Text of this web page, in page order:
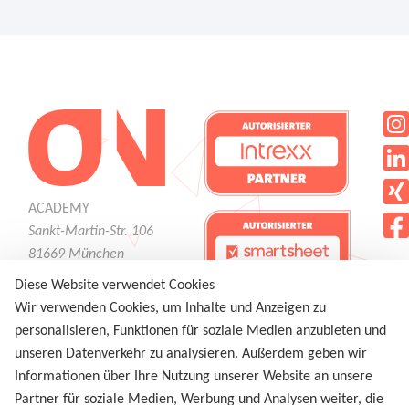
ACADEMY
Sankt-Martin-Str. 106
81669 München
Tel.: +49 (0) 89 6389 7024
academy@on-mc.com
KONTAKT
IMPRESSUM
DATENSCHUTZ
Diese Website verwendet Cookies
Wir verwenden Cookies, um Inhalte und Anzeigen zu
personalisieren, Funktionen für soziale Medien anzubieten und
unseren Datenverkehr zu analysieren. Außerdem geben wir
Informationen über Ihre Nutzung unserer Website an unsere
Partner für soziale Medien, Werbung und Analysen weiter, die